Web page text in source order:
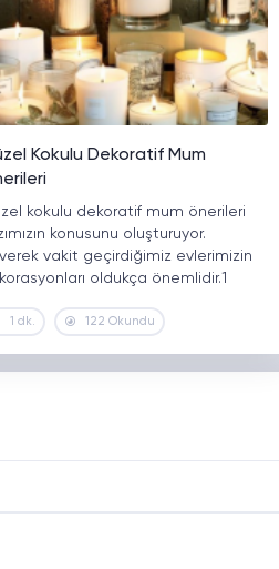
Kokulu Dekoratif Mum
kokulu dekoratif mum önerileri
konusunu oluşturuyor.
vakit geçirdiğimiz evlerimizin
oldukça önemlidir.1
1 dk. 122 Okundu